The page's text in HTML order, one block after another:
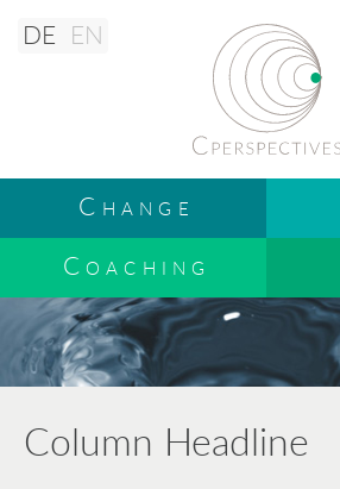
DE EN
Change
Coaching
Column Headline